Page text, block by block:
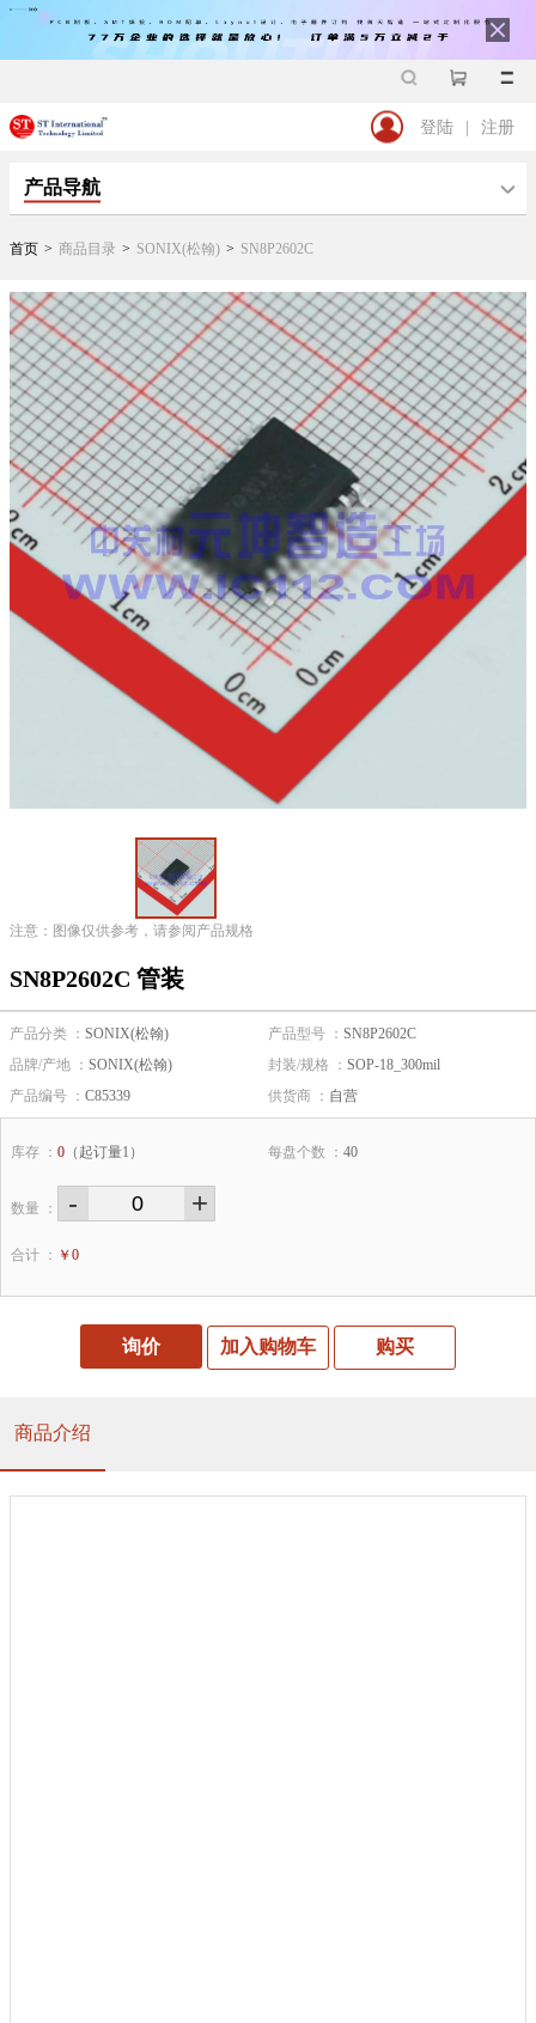
登陆 | 注册
产品导航
首页 > 商品目录 > SONIX(松翰) > SN8P2602C
注意：图像仅供参考，请参阅产品规格
SN8P2602C 管装
产品分类 ： SONIX(松翰) 产品型号 ： SN8P2602C
品牌/产地 ： SONIX(松翰) 封装/规格 ： SOP-18_300mil
产品编号 ： C85339 供货商 ： 自营
库存 ： 0 （起订量1） 每盘个数 ： 40
数量 ： - +
合计 ： ￥ 0
询价 加入购物车 购买
商品介绍